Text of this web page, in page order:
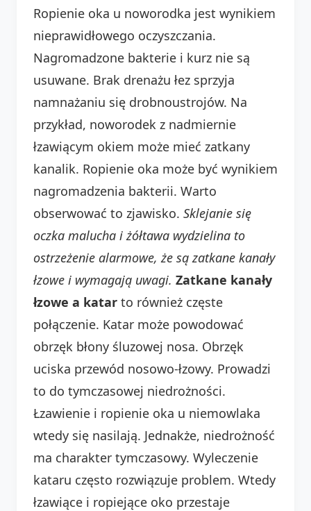
Ropienie oka u noworodka jest wynikiem
nieprawidłowego oczyszczania.
Nagromadzone bakterie i kurz nie są
usuwane. Brak drenażu łez sprzyja
namnażaniu się drobnoustrojów. Na
przykład, noworodek z nadmiernie
łzawiącym okiem może mieć zatkany
kanalik. Ropienie oka może być wynikiem
nagromadzenia bakterii. Warto
obserwować to zjawisko. Sklejanie się
oczka malucha i żółtawa wydzielina to
ostrzeżenie alarmowe, że są zatkane kanały
łzowe i wymagają uwagi. Zatkane kanały
łzowe a katar to również częste
połączenie. Katar może powodować
obrzęk błony śluzowej nosa. Obrzęk
uciska przewód nosowo-łzowy. Prowadzi
to do tymczasowej niedrożności.
Łzawienie i ropienie oka u niemowlaka
wtedy się nasilają. Jednakże, niedrożność
ma charakter tymczasowy. Wyleczenie
kataru często rozwiązuje problem. Wtedy
łzawiące i ropiejące oko przestaje